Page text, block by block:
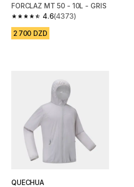
FORCLAZ MT 50 - 10L - GRIS
4.6
4.6 out of 5 stars from 4373 reviews
(4373)
2 700 DZD
QUECHUA